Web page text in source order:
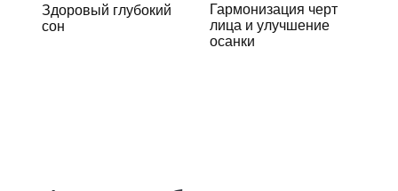
Здоровый глубокий
сон
Гармонизация черт
лица и улучшение
осанки